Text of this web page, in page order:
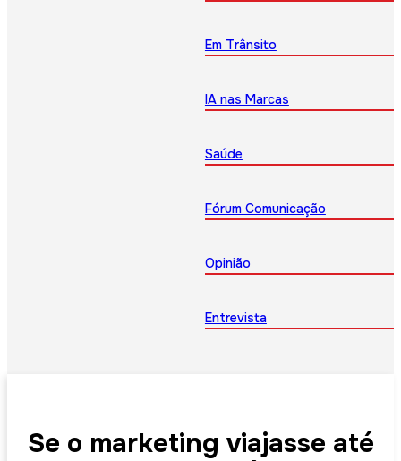
Em Trânsito
IA nas Marcas
Saúde
Fórum Comunicação
Opinião
Entrevista
Se o marketing viajasse até